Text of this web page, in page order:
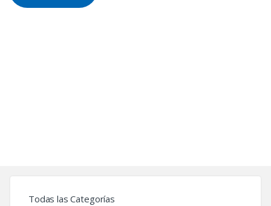
Todas las Categorías